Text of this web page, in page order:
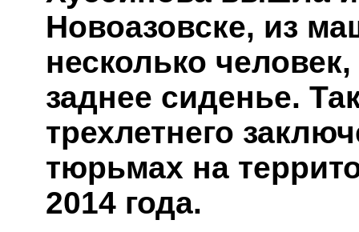
Новоазовске, из
несколько
заднее сиденье.
трехлетнего
тюрьмах на
2014 года.